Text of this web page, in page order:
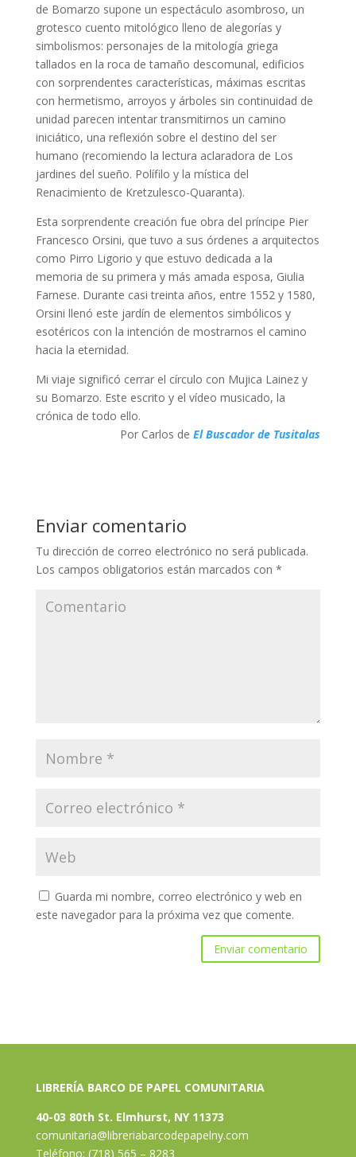
de Bomarzo supone un espectáculo asombroso, un
grotesco cuento mitológico lleno de alegorías y
simbolismos: personajes de la mitología griega
tallados en la roca de tamaño descomunal, edificios
con sorprendentes características, máximas escritas
con hermetismo, arroyos y árboles sin continuidad de
unidad parecen intentar transmitirnos un camino
iniciático, una reflexión sobre el destino del ser
humano (recomiendo la lectura aclaradora de Los
jardines del sueño. Polífilo y la mística del
Renacimiento de Kretzulesco-Quaranta).
Esta sorprendente creación fue obra del príncipe Pier
Francesco Orsini, que tuvo a sus órdenes a arquitectos
como Pirro Ligorio y que estuvo dedicada a la
memoria de su primera y más amada esposa, Giulia
Farnese. Durante casi treinta años, entre 1552 y 1580,
Orsini llenó este jardín de elementos simbólicos y
esotéricos con la intención de mostrarnos el camino
hacia la eternidad.
Mi viaje significó cerrar el círculo con Mujica Lainez y
su Bomarzo. Este escrito y el vídeo musicado, la
crónica de todo ello.
Por Carlos deEl Buscador de Tusitalas
Enviar comentario
Tu dirección de correo electrónico no será publicada.
Los campos obligatorios están marcados con *
Guarda mi nombre, correo electrónico y web en
este navegador para la próxima vez que comente.
LIBRERÍA BARCO DE PAPEL COMUNITARIA
40-03 80th St. Elmhurst, NY 11373
comunitaria@libreriabarcodepapelny.com
Teléfono: (718) 565 – 8283